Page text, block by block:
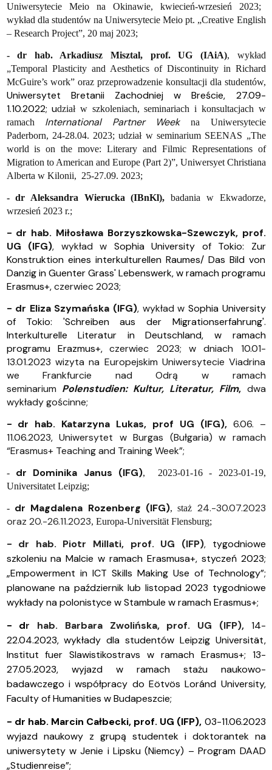
Uniwersytecie Meio na Okinawie, kwiecień-wrzesień 2023;
wykład dla studentów na Uniwersytecie Meio pt. „Creative English
– Research Project”, 20 maj 2023;
- dr hab. Arkadiusz Misztal, prof. UG (IAiA), wykład
„Temporal Plasticity and Aesthetics of Discontinuity in Richard
McGuire’s work” oraz przeprowadzenie konsultacji dla studentów,
Uniwersytet Bretanii Zachodniej w Breście, 27.09-
1.10.2022; udział w szkoleniach, seminariach i konsultacjach w
ramach International Partner Weekna Uniwersytecie
Paderborn, 24-28.04. 2023; udział w seminarium SEENAS „The
world is on the move: Literary and Filmic Representations of
Migration to American and Europe (Part 2)”, Uniwersyet Christiana
Alberta w Kilonii, 25-27.09. 2023;
- dr Aleksandra Wierucka (IBnKl), badania w Ekwadorze,
wrzesień 2023 r.;
- dr hab. Miłosława Borzyszkowska-Szewczyk, prof.
UG (IFG), wykład w Sophia University of Tokio: Zur
Konstruktion eines interkulturellen Raumes/ Das Bild von
Danzig in Guenter Grass' Lebenswerk, w ramach programu
Erasmus+,czerwiec 2023;
- dr Eliza Szymańska (IFG), wykład w Sophia University
of Tokio: 'Schreiben aus der Migrationserfahrung'.
Interkulturelle Literatur in Deutschland, w ramach
programu Erazmus+, czerwiec 2023; w dniach 10.01-
13.01.2023 wizyta na Europejskim Uniwersytecie Viadrina
we Frankfurcie nad Odrą w ramach
seminarium Polenstudien: Kultur, Literatur, Film, dwa
wykłady gościnne;
- dr hab. Katarzyna Lukas, prof UG (IFG),6.06. –
11.06.2023, Uniwersytet w Burgas (Bułgaria) w ramach
“Erasmus+ Teaching and Training Week”;
- dr Dominika Janus (IFG), 2023-01-16 - 2023-01-19,
Universitatet Leipzig;
- dr Magdalena Rozenberg (IFG), staż 24.-30.07.2023
oraz 20.-26.11.2023, Europa-Universität Flensburg;
- dr hab. Piotr Millati, prof. UG (IFP), tygodniowe
szkoleniu na Malcie w ramach Erasmusa+, styczeń 2023;
„Empowerment in ICT Skills Making Use of Technology”;
planowane na październik lub listopad 2023 tygodniowe
wykłady na polonistyce w Stambule w ramach Erasmus+;
- dr hab. Barbara Zwolińska, prof. UG (IFP),14-
22.04.2023,wykłady dla studentów Leipzig Universität,
Institut fuer Slawistikostravs w ramach Erasmus+; 13-
27.05.2023, wyjazd w ramach stażu naukowo-
badawczego i współpracy do Eötvös Loránd University,
Faculty of Humanities w Budapeszcie;
- dr hab. Marcin Całbecki, prof. UG (IFP), 03-11.06.2023
wyjazd naukowy z grupą studentek i doktorantek na
uniwersytety w Jenie i Lipsku (Niemcy) – Program DAAD
„Studienreise”;